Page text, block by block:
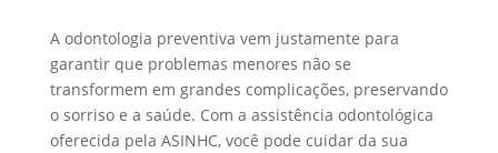
A odontologia preventiva vem justamente para
garantir que problemas menores não se
transformem em grandes complicações, preservando
o sorriso e a saúde. Com a assistência odontológica
oferecida pela ASINHC, você pode cuidar da sua